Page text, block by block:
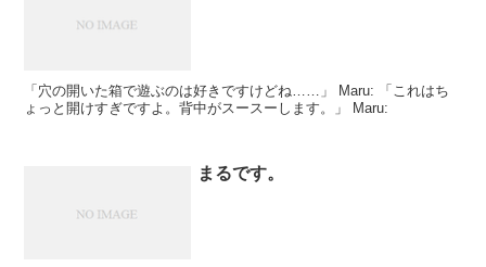
「穴の開いた箱で遊ぶのは好きですけどね……」 Maru: 「これはち
ょっと開けすぎですよ。背中がスースーします。」 Maru:
まるです。